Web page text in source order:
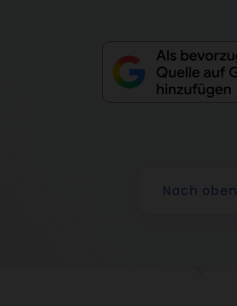
Nach oben